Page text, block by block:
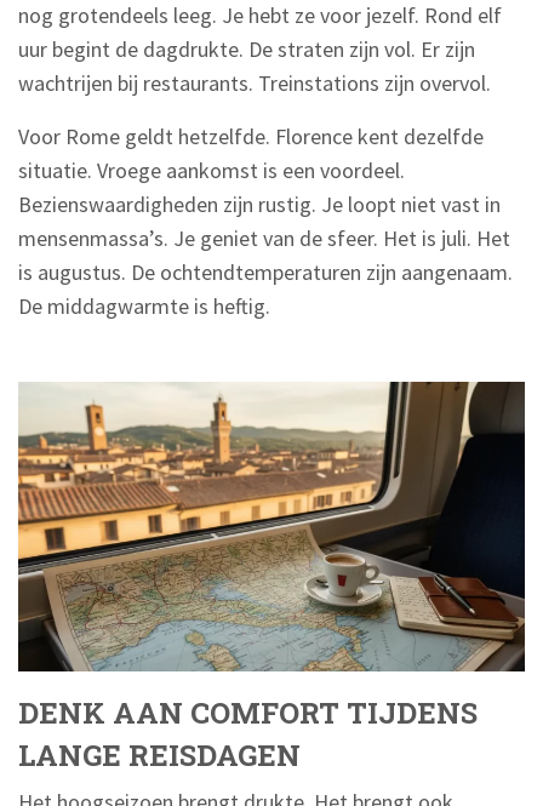
nog grotendeels leeg. Je hebt ze voor jezelf. Rond elf
uur begint de dagdrukte. De straten zijn vol. Er zijn
wachtrijen bij restaurants. Treinstations zijn overvol.
Voor Rome geldt hetzelfde. Florence kent dezelfde
situatie. Vroege aankomst is een voordeel.
Bezienswaardigheden zijn rustig. Je loopt niet vast in
mensenmassa’s. Je geniet van de sfeer. Het is juli. Het
is augustus. De ochtendtemperaturen zijn aangenaam.
De middagwarmte is heftig.
DENK AAN COMFORT TIJDENS
LANGE REISDAGEN